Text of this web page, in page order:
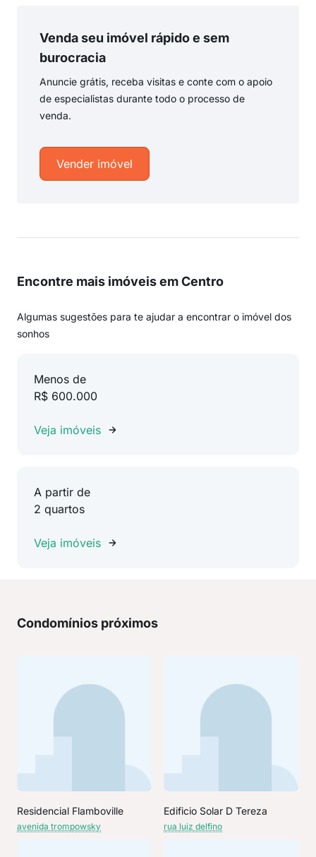
Venda seu imóvel rápido e sem
burocracia
Anuncie grátis, receba visitas e conte com o apoio
de especialistas durante todo o processo de
venda.
Vender imóvel
Encontre mais imóveis em Centro
Algumas sugestões para te ajudar a encontrar o imóvel dos
sonhos
Menos de
R$ 600.000
Veja imóveis
A partir de
2 quartos
Veja imóveis
Condomínios próximos
Residencial Flamboville
avenida trompowsky
Edificio Solar D Tereza
rua luiz delfino